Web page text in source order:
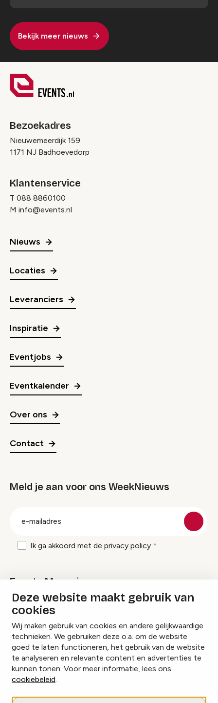
Deze website maakt gebruik van
cookies
Wij maken gebruik van cookies en andere gelijkwaardige
technieken. We gebruiken deze o.a. om de website
goed te laten functioneren, het gebruik van de website
te analyseren en relevante content en advertenties te
kunnen tonen. Voor meer informatie, lees ons
cookiebeleid.
Bekijk meer nieuws
Bezoekadres
Nieuwemeerdijk 159
1171 NJ Badhoevedorp
Klantenservice
T 088 8860100
M info@events.nl
Nieuws
Locaties
Leveranciers
Inspiratie
Eventjobs
Eventkalender
Over ons
Contact
Meld je aan voor ons WeekNieuws
Ik ga akkoord met de privacy policy
Events Magazine
Ik ontvang graag Events Magazine
InstagramFacebookLinkedIn
Cookies beheren